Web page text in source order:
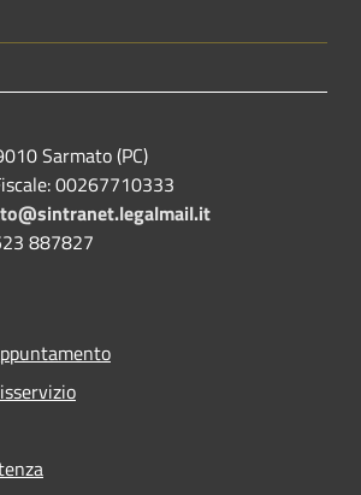
Sarmato (PC)
00267710333
887827